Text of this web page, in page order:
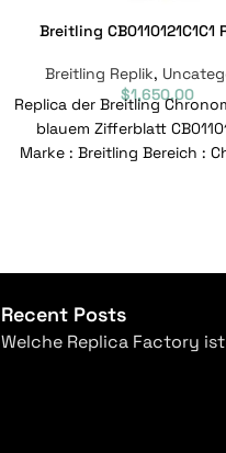
Breitling CB0110121C1C1
Breitling Replik,
$1,650.00
Replica der Breitling
blauem Zifferblatt
Marke : Breitling Bereich :
Recent Posts
Welche Replica Factory